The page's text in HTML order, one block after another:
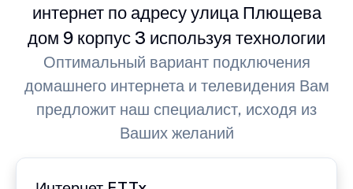
интернет по адресу улица Плющева
дом 9 корпус 3 используя технологии
Оптимальный вариант подключения
домашнего интернета и телевидения Вам
предложит наш специалист, исходя из
Ваших желаний